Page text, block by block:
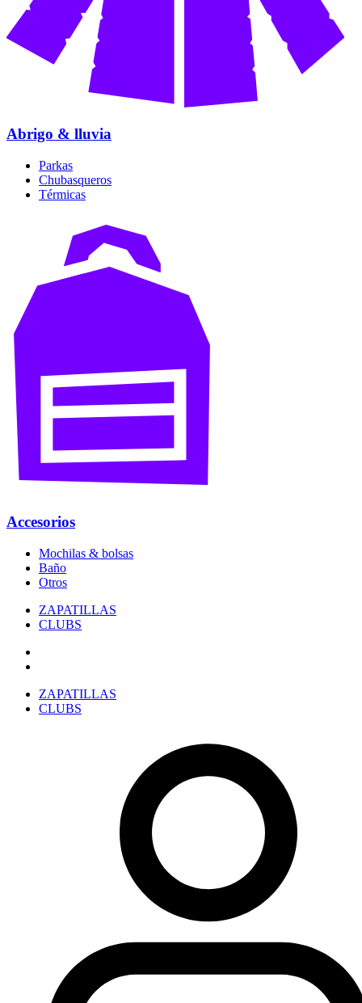
Abrigo & lluvia
Parkas
Chubasqueros
Térmicas
Accesorios
Mochilas & bolsas
Baño
Otros
ZAPATILLAS
CLUBS
ZAPATILLAS
CLUBS